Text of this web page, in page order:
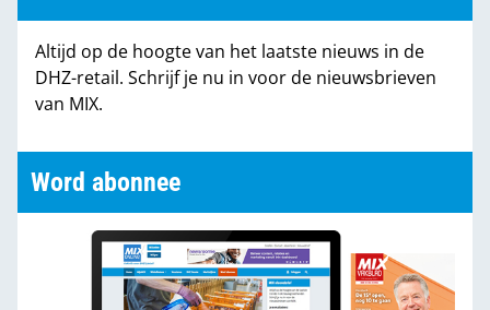
Altijd op de hoogte van het laatste nieuws in de
DHZ-retail. Schrijf je nu in voor de nieuwsbrieven
van MIX.
Word abonnee